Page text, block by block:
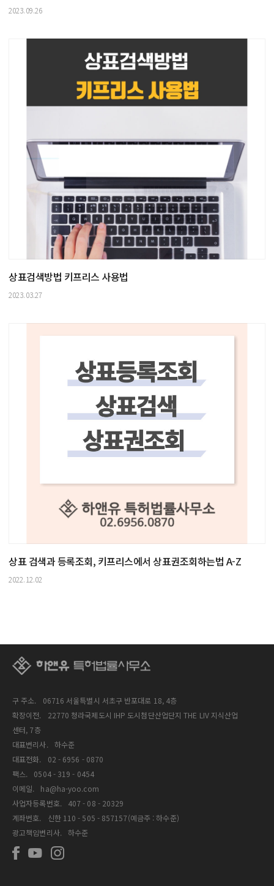
2023.09.26
상표검색방법 키프리스 사용법
2023.03.27
상표 검색과 등록조회, 키프리스에서 상표권조회하는법 A-Z
2022.12.02
구 주소.
06716 서울특별시 서초구 반포대로 18, 4층
확장이전.
22770 청라국제도시 IHP 도시첨단산업단지 THE LIV 지식산업
센터, 7층
대표변리사.
하수준
대표전화.
02 - 6956 - 0870
팩스.
0504 - 319 - 0454
이메일.
ha@ha-yoo.com
사업자등록번호.
407 - 08 - 20329
계좌번호.
신한 110 - 505 - 857157(예금주 : 하수준)
광고책임변리사.
하수준